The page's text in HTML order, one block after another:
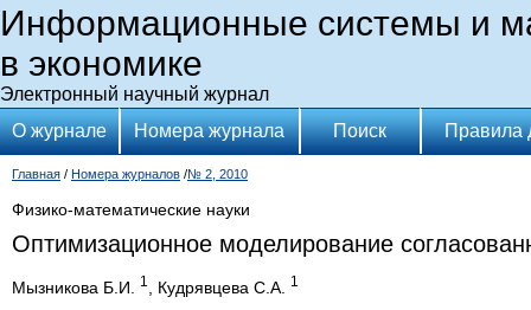
Информационные системы и
в экономике
Электронный научный журнал
О журнале
Номера журнала Поиск Правила
Главная / Номера журналов /№ 2, 2010
Физико-математические науки
Оптимизационное моделирование
Мызникова Б.И. 1 , Кудрявцева С.А. 1